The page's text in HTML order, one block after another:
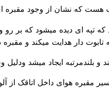
هست که نشان از وجود مقبره
تپه ای دیده میشود که بر
تابوت دار هدایت میکند و
و بلندمرتبه ایجاد میشد
مقبره هوای داخل اتاقک از